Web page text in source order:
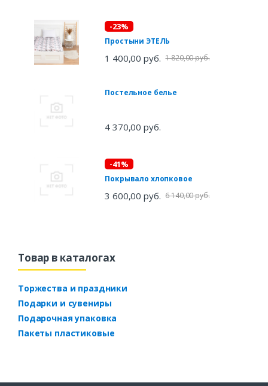
-23%
Простыни ЭТЕЛЬ
1 400,00 руб. 1 820,00 руб.
Постельное белье
4 370,00 руб.
-41%
Покрывало хлопковое
3 600,00 руб. 6 140,00 руб.
Товар в каталогах
Торжества и праздники
Подарки и сувениры
Подарочная упаковка
Пакеты пластиковые